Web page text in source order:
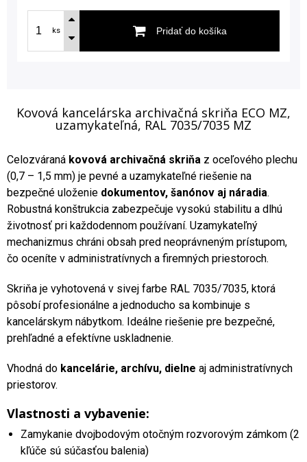
ks Pridať do košíka
Kovová kancelárska archivačná skriňa ECO MZ,
uzamykateľná, RAL 7035/7035 MZ
Celozváraná kovová archivačná skriňa z oceľového plechu
(0,7 – 1,5 mm) je pevné a uzamykateľné riešenie na
bezpečné uloženie dokumentov, šanónov aj náradia.
Robustná konštrukcia zabezpečuje vysokú stabilitu a dlhú
životnosť pri každodennom používaní. Uzamykateľný
mechanizmus chráni obsah pred neoprávneným prístupom,
čo oceníte v administratívnych a firemných priestoroch.
Skriňa je vyhotovená v sivej farbe RAL 7035/7035, ktorá
pôsobí profesionálne a jednoducho sa kombinuje s
kancelárskym nábytkom. Ideálne riešenie pre bezpečné,
prehľadné a efektívne uskladnenie.
Vhodná do kancelárie, archívu, dielne aj administratívnych
priestorov.
Vlastnosti a vybavenie:
Zamykanie dvojbodovým otočným rozvorovým zámkom (2
kľúče sú súčasťou balenia)